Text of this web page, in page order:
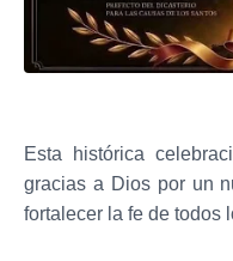
Esta histórica
gracias a Dios por un
fortalecer la fe de todos